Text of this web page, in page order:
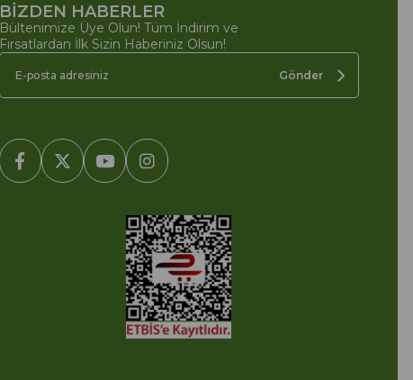
BİZDEN HABERLER
Bültenimize Üye Olun! Tüm İndirim ve
Fırsatlardan İlk Sizin Haberiniz Olsun!
Gönder